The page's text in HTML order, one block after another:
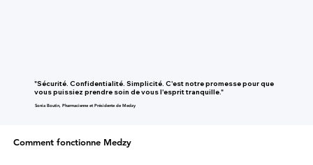
"Sécurité. Confidentialité. Simplicité. C'est notre promesse pour que
vous puissiez prendre soin de vous l'esprit tranquille."
Sonia Boutin, Pharmacienne et Présidente de Medzy
Comment fonctionne Medzy